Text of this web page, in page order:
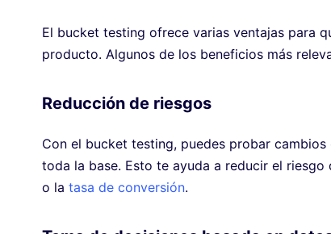
El bucket testing ofrece varias ventajas para
producto. Algunos de los beneficios más
Reducción de riesgos
Con el bucket testing, puedes probar
toda la base. Esto te ayuda a reducir el
o la tasa de conversión.